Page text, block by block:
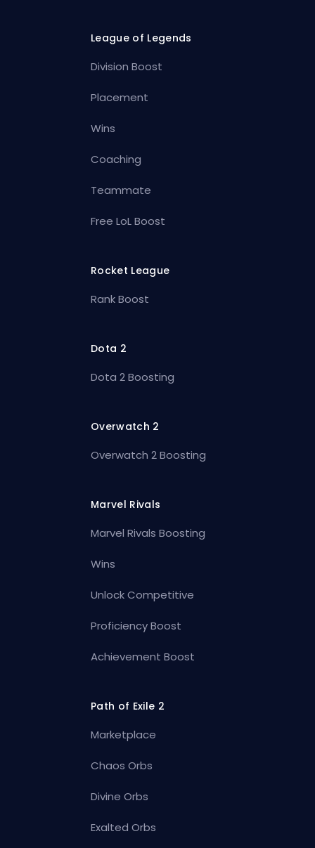
League of Legends
Division Boost
Placement
Wins
Coaching
Teammate
Free LoL Boost
Rocket League
Rank Boost
Dota 2
Dota 2 Boosting
Overwatch 2
Overwatch 2 Boosting
Marvel Rivals
Marvel Rivals Boosting
Wins
Unlock Competitive
Proficiency Boost
Achievement Boost
Path of Exile 2
Marketplace
Chaos Orbs
Divine Orbs
Exalted Orbs